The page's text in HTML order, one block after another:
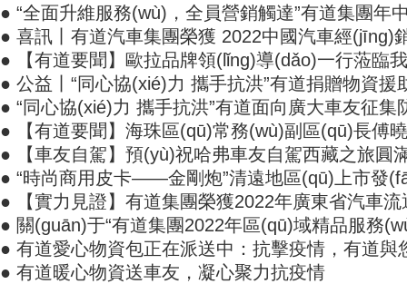
● “全面升維服務(wù)，全員營銷觸達”有道集團年中
● 喜訊丨有道汽車集團榮獲 2022中國汽車經(jīng)
● 【有道要聞】歐拉品牌領(lǐng)導(dǎo)一行蒞臨
● 公益丨“同心協(xié)力 攜手抗洪”有道捐贈物資
● “同心協(xié)力 攜手抗洪”有道面向廣大車友征
● 【有道要聞】海珠區(qū)常務(wù)副區(qū)長傅
● 【車友自駕】預(yù)祝哈弗車友自駕西藏之旅圓滿成
● “時尚商用皮卡——金剛炮”清遠地區(qū)上市發(fā)
● 【實力見證】有道集團榮獲2022年廣東省汽車流通
● 關(guān)于“有道集團2022年區(qū)域精品服務
● 有道愛心物資包正在派送中：抗擊疫情，有道
● 有道暖心物資送車友，凝心聚力抗疫情